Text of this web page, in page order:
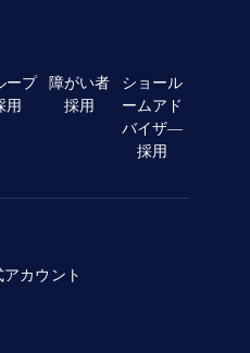
ープ
用
障がい者
採用
ショール
ームアド
バイザ―
採用
カウント